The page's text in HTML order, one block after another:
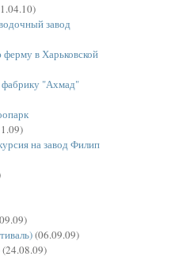
завод
в Харьковской
"Ахмад"
на завод Филип
(06.09.09)
(24.08.09)